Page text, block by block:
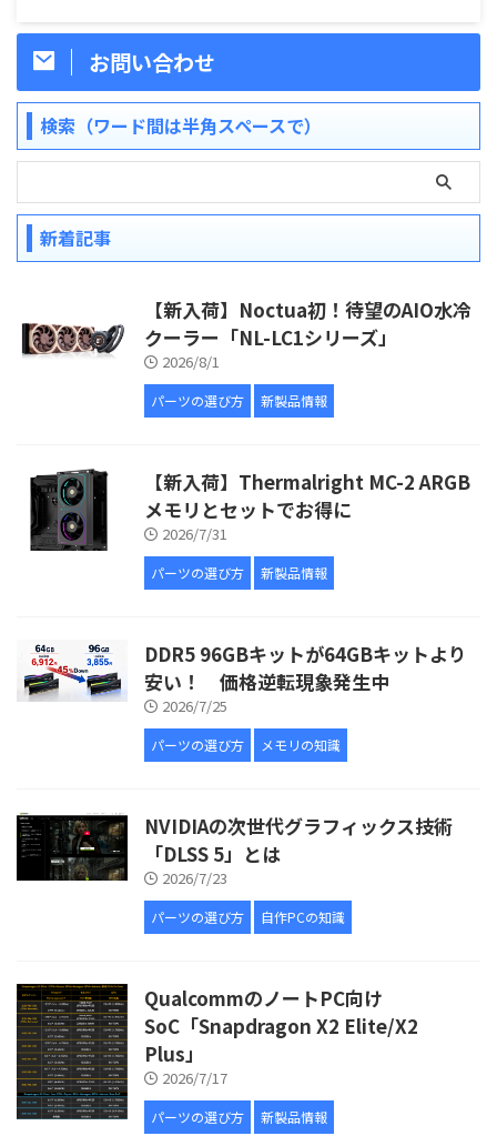
お問い合わせ
検索（ワード間は半角スペースで）
新着記事
【新入荷】Noctua初！待望のAIO水冷
クーラー「NL-LC1シリーズ」
2026/8/1
パーツの選び方 新製品情報
【新入荷】Thermalright MC-2 ARGB
メモリとセットでお得に
2026/7/31
パーツの選び方 新製品情報
DDR5 96GBキットが64GBキットより
安い！ 価格逆転現象発生中
2026/7/25
パーツの選び方 メモリの知識
NVIDIAの次世代グラフィックス技術
「DLSS 5」とは
2026/7/23
パーツの選び方 自作PCの知識
QualcommのノートPC向け
SoC「Snapdragon X2 Elite/X2
Plus」
2026/7/17
パーツの選び方 新製品情報